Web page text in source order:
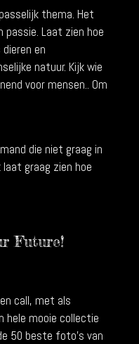
thema. Het
Laat zien hoe
en
natuur. Kijk wie
voor mensen.. Om
die niet graag in
graag zien hoe
Future!
call, met als
hele mooie collectie
50 beste foto's van